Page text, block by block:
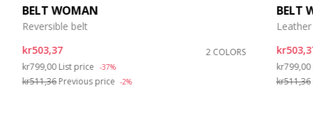
BELT WOMAN
Reversible belt
kr503,37
2 COLORS
Price reduced from
kr799,00to
List price -37%
kr511,36Previous price -2%
BELT
Price
kr799,00
kr511,36